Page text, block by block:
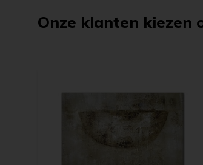
Onze klanten kiezen